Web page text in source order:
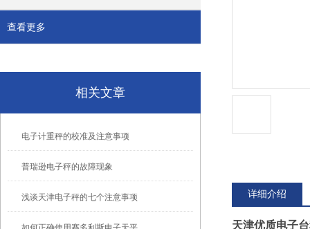
查看更多
相关文章
电子计重秤的校准及注意事项
普瑞逊电子秤的故障现象
浅谈天津电子秤的七个注意事项 详细介绍
天津优质电子